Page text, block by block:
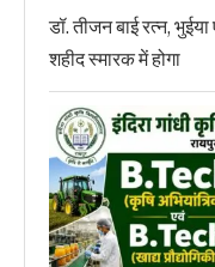
डॉ. तीजन बाई रत्न,
शहीद स्मारक में होगा